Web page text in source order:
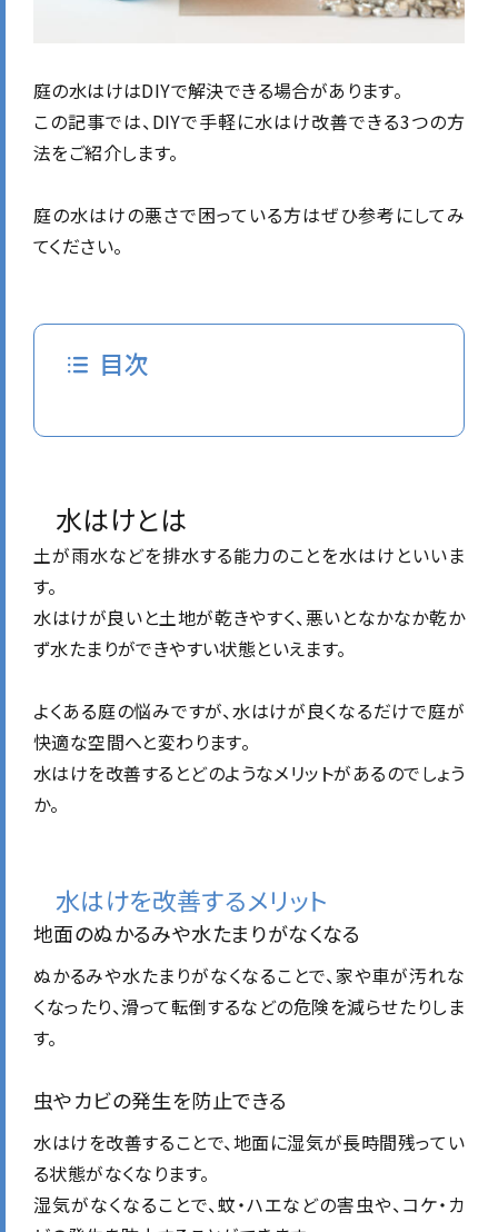
庭の水はけはDIYで解決できる場合があります。
この記事では、DIYで手軽に水はけ改善できる3つの方
法をご紹介します。
庭の水はけの悪さで困っている方はぜひ参考にしてみ
てください。
目次
水はけとは
土が雨水などを排水する能力のことを水はけといいま
す。
水はけが良いと土地が乾きやすく、悪いとなかなか乾か
ず水たまりができやすい状態といえます。
よくある庭の悩みですが、水はけが良くなるだけで庭が
快適な空間へと変わります。
水はけを改善するとどのようなメリットがあるのでしょう
か。
水はけを改善するメリット
地面のぬかるみや水たまりがなくなる
ぬかるみや水たまりがなくなることで、家や車が汚れな
くなったり、滑って転倒するなどの危険を減らせたりしま
す。
虫やカビの発生を防止できる
水はけを改善することで、地面に湿気が長時間残ってい
る状態がなくなります。
湿気がなくなることで、蚊・ハエなどの害虫や、コケ・カ